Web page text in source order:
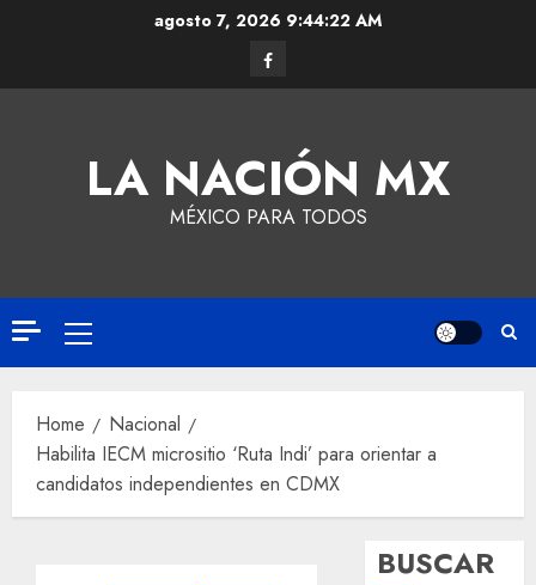
agosto 7, 2026 9:44:23 AM
LA NACIÓN MX
MÉXICO PARA TODOS
Home
Nacional
Habilita IECM micrositio ‘Ruta Indi’ para orientar a
candidatos independientes en CDMX
BUSCAR